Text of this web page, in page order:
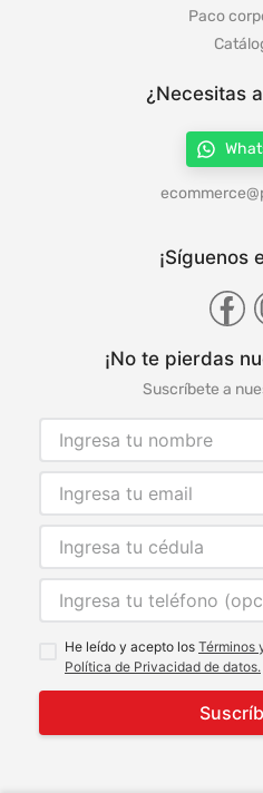
Paco
¿Necesitas
¡Síguenos
¡No te pierdas
Suscríbete a
He leído y acepto los Términos
Política de Privacidad de datos.